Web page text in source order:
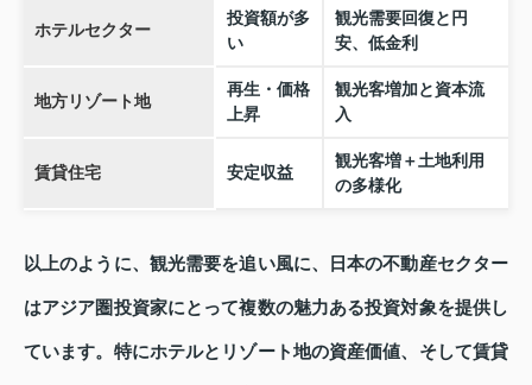
ホテルセクター
投資額が多
い
観光需要回復と円
安、低金利
地方リゾート地
再生・価格
上昇
観光客増加と資本流
入
賃貸住宅 安定収益
観光客増＋土地利用
の多様化
以上のように、観光需要を追い風に、日本の不動産セクター
はアジア圏投資家にとって複数の魅力ある投資対象を提供し
ています。特にホテルとリゾート地の資産価値、そして賃貸